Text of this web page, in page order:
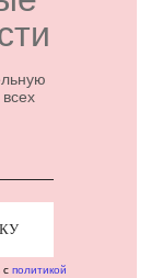
с политикой